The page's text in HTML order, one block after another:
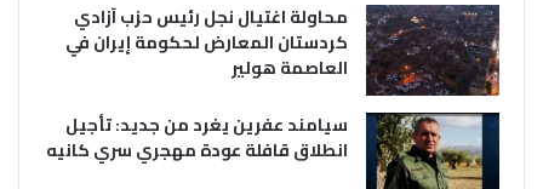
محاولة اغتيال نجل رئيس حزب آزادي
كردستان المعارض لحكومة إيران في
العاصمة هولير
سيامند عفرين يغرد من جديد: تأجيل
انطلاق قافلة عودة مهجري سري كانيه